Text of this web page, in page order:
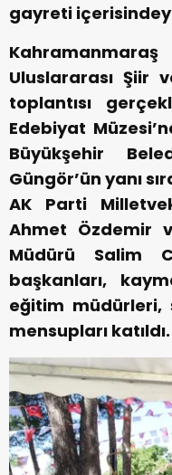
gayreti
Kahramanmaraş
Uluslararası Şiir
toplantısı
Edebiyat
Büyükşehir
Güngör’ün yanı
AK Parti
Ahmet Özdemir
Müdürü Salim
başkanları,
eğitim müdürleri,
mensupları katıldı.